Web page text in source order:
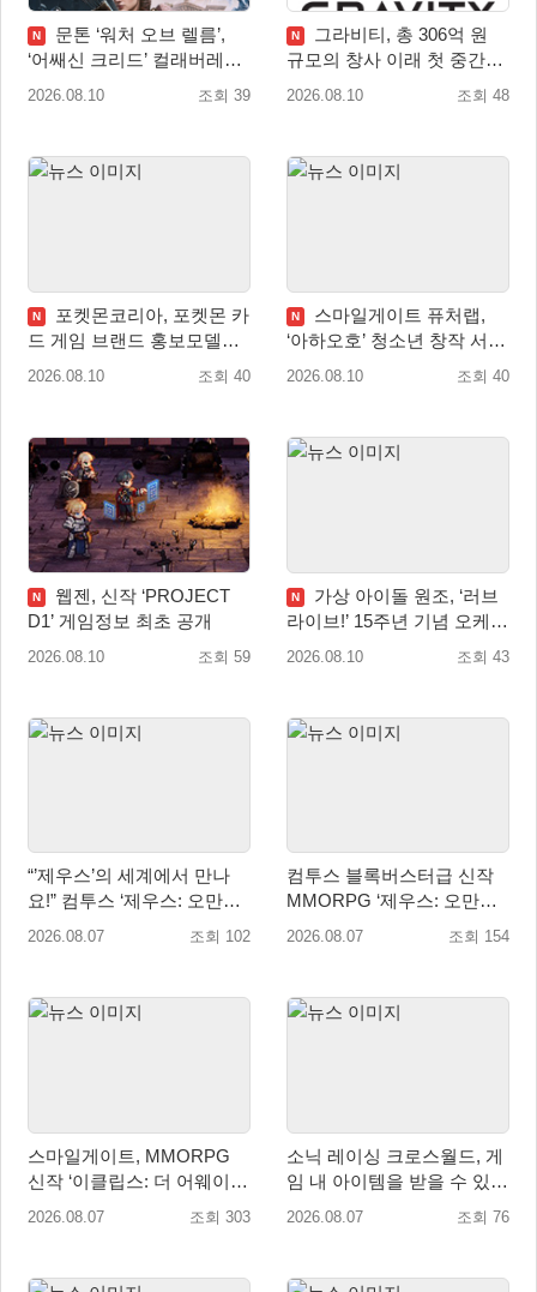
N
문톤 ‘워처 오브 렐름’,
‘어쌔신 크리드’ 컬래버레이
션 8월 20일 실시
2026.08.10 조회 39
N
그라비티, 총 306억 원
규모의 창사 이래 첫 중간배
당 확정
2026.08.10 조회 48
N
포켓몬코리아, 포켓몬 카
드 게임 브랜드 홍보모델로
배우 변우석 선정!
2026.08.10 조회 40
N
스마일게이트 퓨처랩,
‘아하오호’ 청소년 창작 서포
터즈 ‘아크크’ 1기 발족
2026.08.10 조회 40
N
웹젠, 신작 ‘PROJECT
D1’ 게임정보 최초 공개
2026.08.10 조회 59
N
가상 아이돌 원조, ‘러브
라이브!’ 15주년 기념 오케스
트라 콘서트 10월 5일 서울
2026.08.10 조회 43
“’제우스’의 세계에서 만나
요!” 컴투스 ‘제우스: 오만의
신’ 쇼케이스 찾은 배우 박지
2026.08.07 조회 102
컴투스 블록버스터급 신작
MMORPG ‘제우스: 오만의
신’, 8월 26일 출시!
2026.08.07 조회 154
스마일게이트, MMORPG
신작 ‘이클립스: 더 어웨이크
닝’ 9월 10일 론칭!
2026.08.07 조회 303
소닉 레이싱 크로스월드, 게
임 내 아이템을 받을 수 있는
‘레전드 대회 라운드 7’ 개최!
2026.08.07 조회 76